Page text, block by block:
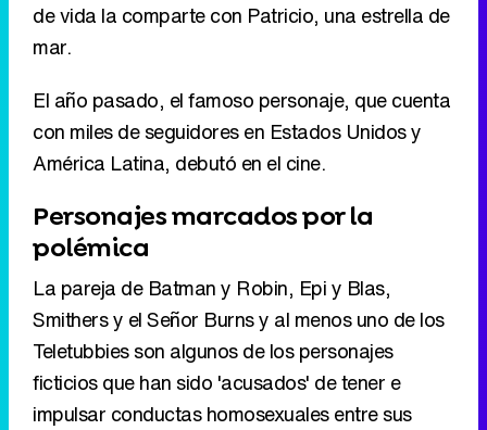
de vida la comparte con Patricio, una estrella de
mar.
El año pasado, el famoso personaje, que cuenta
con miles de seguidores en Estados Unidos y
América Latina, debutó en el cine.
Personajes marcados por la
polémica
La pareja de Batman y Robin, Epi y Blas,
Smithers y el Señor Burns y al menos uno de los
Teletubbies son algunos de los personajes
ficticios que han sido 'acusados' de tener e
impulsar conductas homosexuales entre sus